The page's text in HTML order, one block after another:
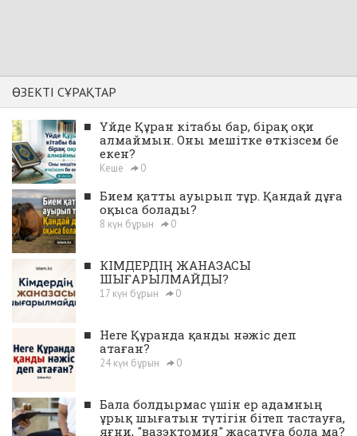
ӨЗЕКТІ СҰРАҚТАР
■ Үйде Құран кітабы бар, бірақ оқи
алмаймын. Оны мешітке өткізсем бе
екен?
Кеше 0
■ Бием қатты ауырып тұр. Қандай дұға
оқыса болады?
8 күн бұрын 0
■ КІМДЕРДІҢ ЖАНАЗАСЫ
ШЫҒАРЫЛМАЙДЫ?
17 күн бұрын 0
■ Неге Құранда қанды нәжіс деп
атаған?
24 күн бұрын 0
■ Бала болдырмас үшін ер адамның
ұрық шығатын түтігін бітеп тастауға,
яғни, "вазэктомия" жасатуға бола ма?